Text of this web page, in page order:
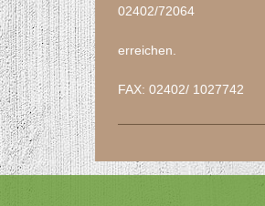
02402/72064
erreichen.
FAX: 02402/ 1027742